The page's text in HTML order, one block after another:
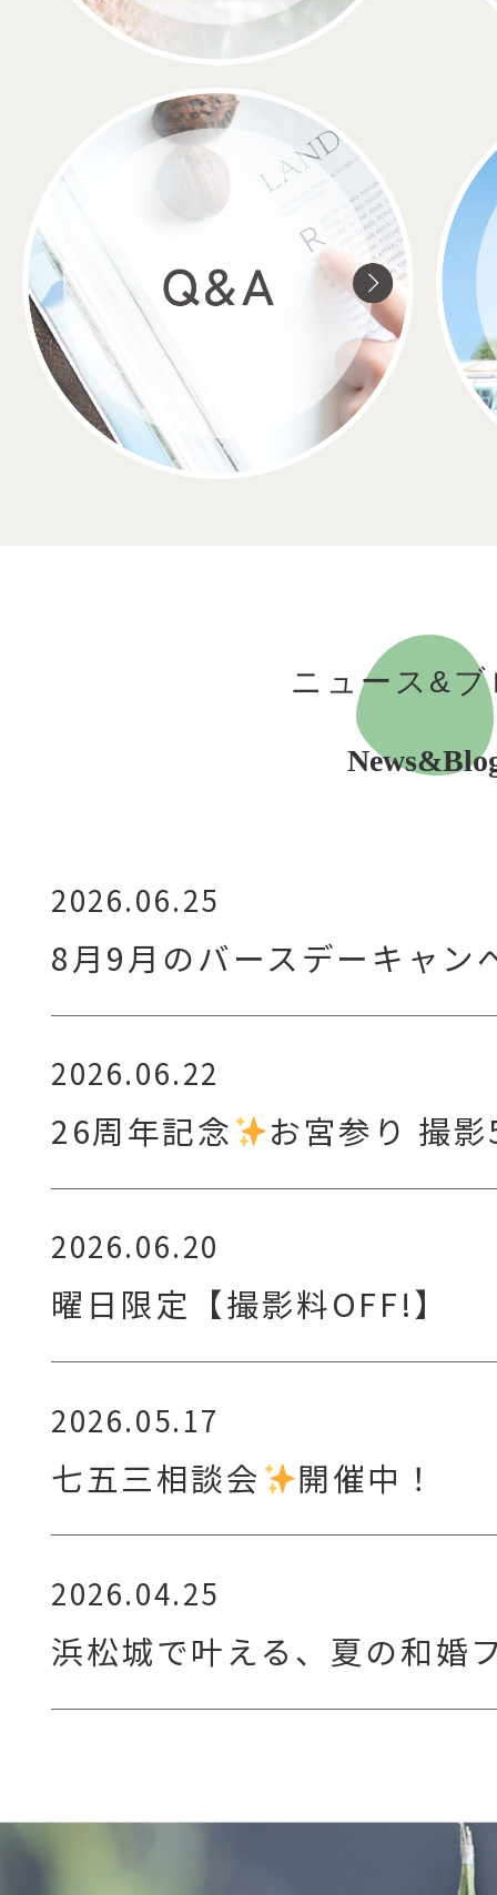
ニュース&
2026.06.25
8月9月のバースデーキャン
2026.06.22
26周年記念 お宮参り 撮
2026.06.20
曜日限定【撮影料OFF!】
2026.05.17
七五三相談会 開催中！
2026.04.25
浜松城で叶える、夏の和婚